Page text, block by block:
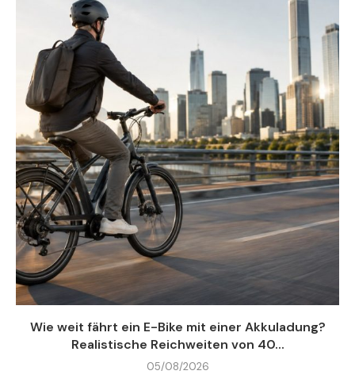
Wie weit fährt ein E-Bike mit einer Akkuladung?
Realistische Reichweiten von 40...
05/08/2026